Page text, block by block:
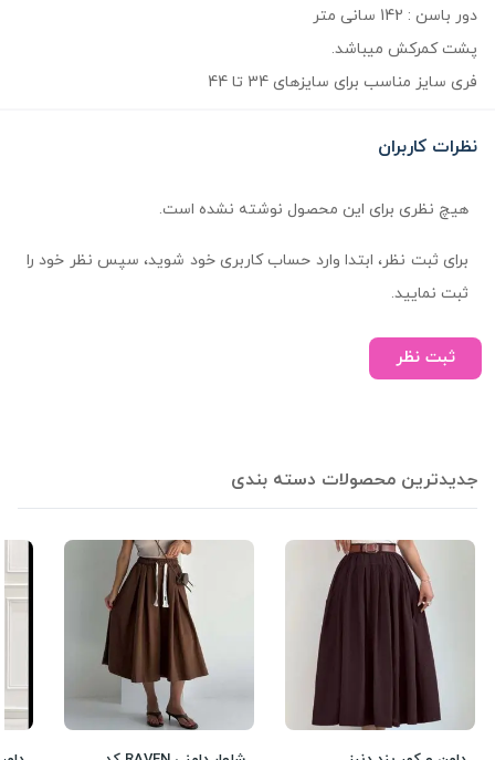
دور باسن : 142 سانی متر
پشت کمرکش میباشد.
فری سایز مناسب برای سایزهای 34 تا 44
نظرات کاربران
هیچ نظری برای این محصول نوشته نشده است.
برای ثبت نظر، ابتدا وارد حساب کاربری خود شوید، سپس نظر خود را
ثبت نمایید.
ثبت نظر
جدیدترین محصولات دسته بندی